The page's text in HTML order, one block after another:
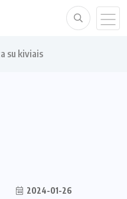
su kiviais
2024-01-26